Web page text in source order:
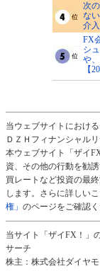
次
な
介
FX
シ
や
【
当ウェブサイトにおけ
ＤＺＨフィナンシャル
本ウェブサイト「ザイ
資、その他の行動を勧
買レートなど投資の最
します。さらに詳しい
権」 のページをご確認く
当サイト「ザイFX！」
サーチ
株主：株式会社ダイヤモ